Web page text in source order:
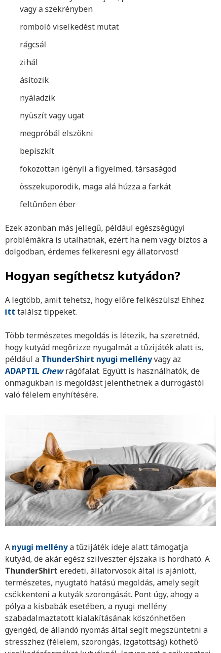
vagy a szekrényben
romboló viselkedést mutat
rágcsál
zihál
ásítozik
nyáladzik
nyüszít vagy ugat
megpróbál elszökni
bepiszkít
fokozottan igényli a figyelmed, társaságod
összekuporodik, maga alá húzza a farkát
feltűnően éber
Ezek azonban más jellegű, például egészségügyi
problémákra is utalhatnak, ezért ha nem vagy biztos a
dolgodban, érdemes felkeresni egy állatorvost!
Hogyan segíthetsz kutyádon?
A legtöbb, amit tehetsz, hogy előre felkészülsz! Ehhez
itt találsz tippeket.
Több természetes megoldás is létezik, ha szeretnéd,
hogy kutyád megőrizze nyugalmát a tűzijáték alatt is,
például a ThunderShirt nyugi mellényvagy az
ADAPTIL Chew rágófalat. Együtt is használhatók, de
önmagukban is megoldást jelenthetnek a durrogástól
való félelem enyhítésére.
A nyugi mellénya tűzijáték ideje alatt támogatja
kutyád, de akár egész szilveszter éjszaka is hordható. A
ThunderShirt eredeti, állatorvosok által is ajánlott,
természetes, nyugtató hatású megoldás, amely segít
csökkenteni a kutyák szorongását. Pont úgy, ahogy a
pólya a kisbabák esetében, a nyugi mellény
szabadalmaztatott kialakításának köszönhetően
gyengéd, de állandó nyomás által segít megszüntetni a
stresszhez (félelem, szorongás, izgatottság) köthető